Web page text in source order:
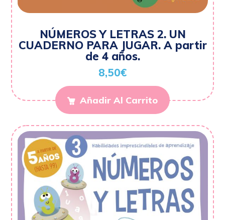
NÚMEROS Y LETRAS 2. UN
CUADERNO PARA JUGAR. A partir
de 4 años.
8,50€
Añadir Al Carrito